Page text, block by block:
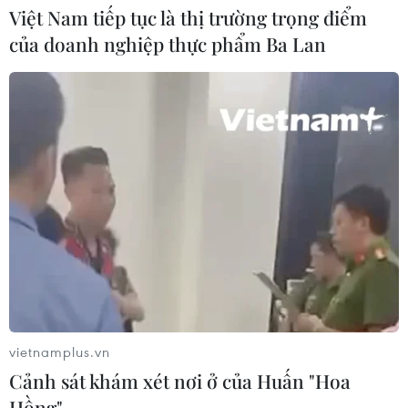
Nhịp cầu báo chí, lý luận Việt Nam-
Anh
01/08/2026 15:47
Niềm tin - nền tảng của đồng thuận
xã hội
01/08/2026 00:27
Quy định mới trong Luật Báo chí: Mở
rộng không gian phát triển cho báo
31/07/2026 09:28
Việt Nam tiếp tục là thị trường trọng điểm
của doanh nghiệp thực phẩm Ba Lan
vietnamplus.vn
Cảnh sát khám xét nơi ở của Huấn "Hoa